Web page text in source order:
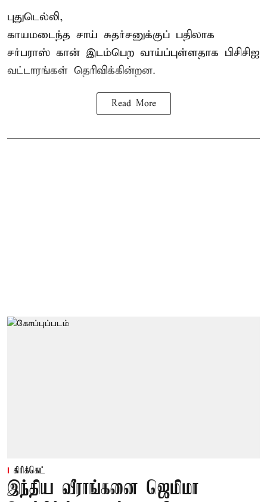
புதுடெல்லி,
காயமடைந்த சாய் சுதர்சனுக்குப் பதிலாக
சர்பராஸ் கான் இடம்பெற வாய்ப்புள்ளதாக பிசிசிஐ
வட்டாரங்கள் தெரிவிக்கின்றன.
Read More
கிரிக்கெட்
இந்திய வீராங்கனை ஜெமிமா